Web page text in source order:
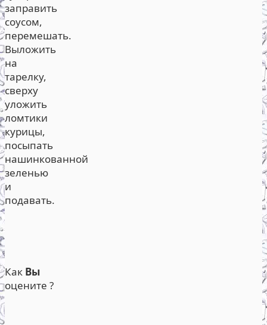
заправить
соусом,
перемешать.
Выложить
на
тарелку,
сверху
уложить
ломтики
курицы,
посыпать
нашинкованной
зеленью
и
подавать.
Как Вы
оцените ?